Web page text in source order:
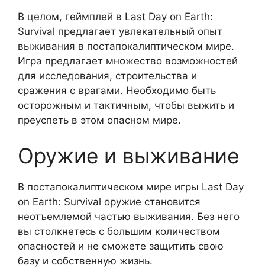
В целом, геймплей в Last Day on Earth:
Survival предлагает увлекательный опыт
выживания в постапокалиптическом мире.
Игра предлагает множество возможностей
для исследования, строительства и
сражения с врагами. Необходимо быть
осторожным и тактичным, чтобы выжить и
преуспеть в этом опасном мире.
Оружие и выживание
В постапокалиптическом мире игры Last Day
on Earth: Survival оружие становится
неотъемлемой частью выживания. Без него
вы столкнетесь с большим количеством
опасностей и не сможете защитить свою
базу и собственную жизнь.